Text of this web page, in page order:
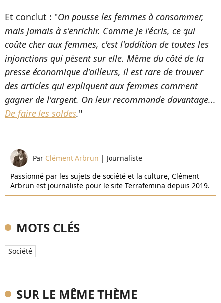
Et conclut : "On pousse les femmes à consommer,
mais jamais à s'enrichir. Comme je l'écris, ce qui
coûte cher aux femmes, c'est l'addition de toutes les
injonctions qui pèsent sur elle. Même du côté de la
presse économique d'ailleurs, il est rare de trouver
des articles qui expliquent aux femmes comment
gagner de l'argent. On leur recommande davantage...
De faire les soldes."
Par Clément Arbrun | Journaliste
Passionné par les sujets de société et la culture, Clément
Arbrun est journaliste pour le site Terrafemina depuis 2019.
MOTS CLÉS
Société
SUR LE MÊME THÈME